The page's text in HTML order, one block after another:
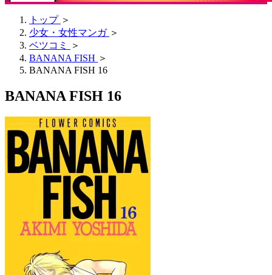
トップ ＞
少女・女性マンガ ＞
ベツコミ
＞
BANANA FISH ＞
BANANA FISH 16
BANANA FISH 16